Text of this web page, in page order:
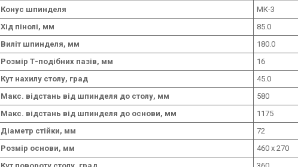
Конус шпинделя
МК-3
Хід пінолі, мм
85.0
Виліт шпинделя, мм
180.0
Розмір Т-подібних пазів, мм
16
Кут нахилу столу, град
45.0
Макс. відстань від шпинделя до столу, мм
580
Макс. відстань від шпинделя до основи, мм
1175
Діаметр стійки, мм
72
Розмір основи, мм
460 х 270